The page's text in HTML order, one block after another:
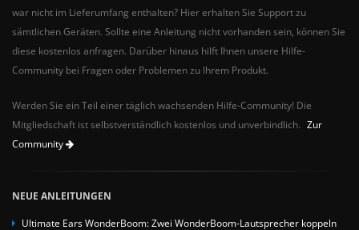
war nicht im Lieferumfang enthalten? Hier erhalten Sie Support zu
sämtlichen Geräten. Sollte eine Anleitung nicht vorhanden sein, können Sie
diese kostenlos anfragen. Darüber hinaus hilft Ihnen unsere Hilfe-
Community bei Fragen oder Problemen zu Ihrem Produkt.
Werden Sie ein Teil einer täglich wachsenden Hilfe-Community! Die
Mitgliedschaft ist selbstverständlich kostenlos und unverbindlich. Zur
Community
NEUE ANLEITUNGEN
Ultimate Ears WonderBoom: Zwei WonderBoom-Lautsprecher koppeln